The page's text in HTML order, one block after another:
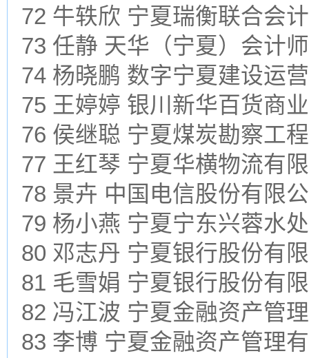
72 牛轶欣 宁夏瑞衡联合会
73 任静 天华（宁夏）会计
74 杨晓鹏 数字宁夏建设运
75 王婷婷 银川新华百货商
76 侯继聪 宁夏煤炭勘察工
77 王红琴 宁夏华横物流有
78 景卉 中国电信股份有限
79 杨小燕 宁夏宁东兴蓉水
80 邓志丹 宁夏银行股份有
81 毛雪娟 宁夏银行股份有
82 冯江波 宁夏金融资产管
83 李博 宁夏金融资产管理